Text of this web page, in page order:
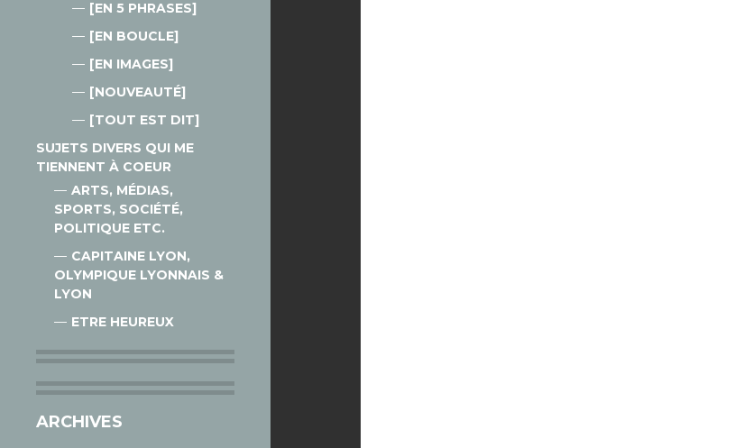
[EN 5 PHRASES]
[EN BOUCLE]
[EN IMAGES]
[NOUVEAUTÉ]
[TOUT EST DIT]
SUJETS DIVERS QUI ME
TIENNENT À COEUR
ARTS, MÉDIAS,
SPORTS, SOCIÉTÉ,
POLITIQUE ETC.
CAPITAINE LYON,
OLYMPIQUE LYONNAIS &
LYON
ETRE HEUREUX
ARCHIVES